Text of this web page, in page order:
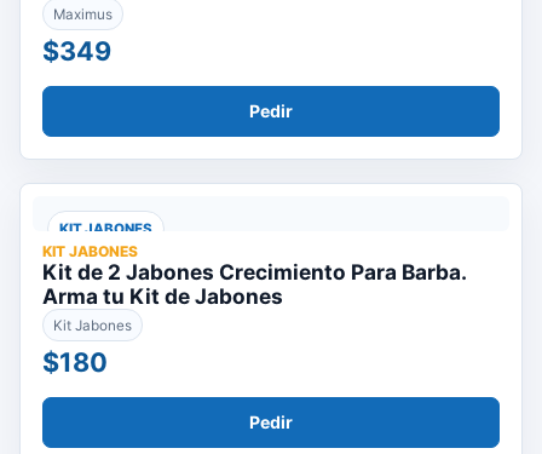
Maximus
$349
Pedir
KIT JABONES
KIT JABONES
Kit de 2 Jabones Crecimiento Para Barba.
Arma tu Kit de Jabones
Kit Jabones
$180
Pedir